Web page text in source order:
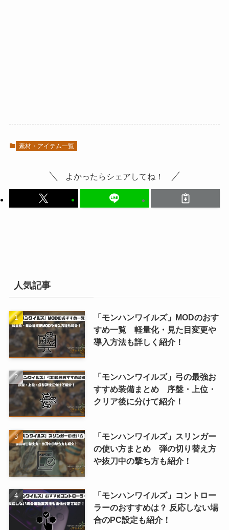
素材・アイテム一覧
よかったらシェアしてね！
人気記事
「モンハンワイルズ」MODのおす
すめ一覧 軽量化・見た目変更や
導入方法も詳しく紹介！
「モンハンワイルズ」弓の最強お
すすめ装備まとめ 序盤・上位・
クリア後に分けて紹介！
「モンハンワイルズ」スリンガー
の使い方まとめ 弾の切り替え方
や抜刀中の撃ち方も紹介！
「モンハンワイルズ」コントロー
ラーのおすすめは？ 反応しない場
合のPC設定も紹介！